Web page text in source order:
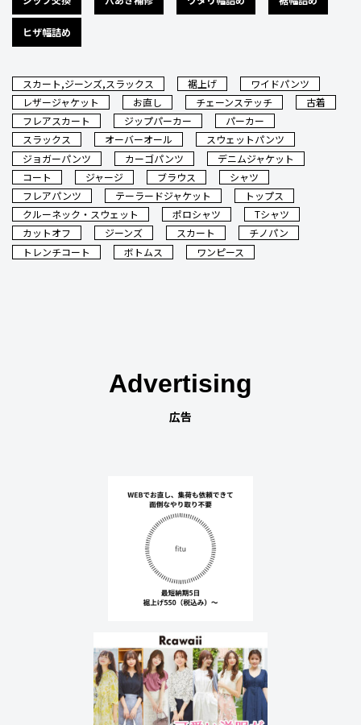
ヒザ幅詰め
スカート,ジーンズ,スラックス 裾上げ
ワイドパンツ
レザージャケット
お直し チェーンステッチ
古着
フレアスカート
ジップパーカー
パーカー
スラックス
オーバーオール
スウェットパンツ
ジョガーパンツ
カーゴパンツ
デニムジャケット
コート
ジャージ ブラウス
シャツ
フレアパンツ
テーラードジャケット
トップス
クルーネック・スウェット
ポロシャツ
Tシャツ
カットオフ
ジーンズ スカート
チノパン
トレンチコート
ボトムス ワンピース
Advertising
広告